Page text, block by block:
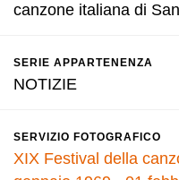
canzone italiana di
SERIE APPARTENENZA
NOTIZIE
SERVIZIO FOTOGRAFICO
XIX Festival della